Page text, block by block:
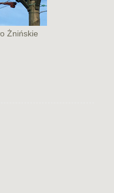
Żnińskie